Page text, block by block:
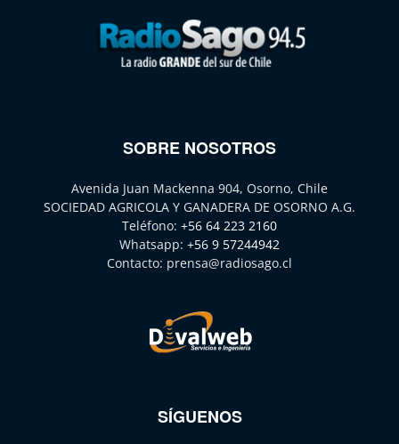
SOBRE NOSOTROS
Avenida Juan Mackenna 904, Osorno, Chile
SOCIEDAD AGRICOLA Y GANADERA DE OSORNO A.G.
Teléfono: +56 64 223 2160
Whatsapp: +56 9 57244942
Contacto: prensa@radiosago.cl
SÍGUENOS